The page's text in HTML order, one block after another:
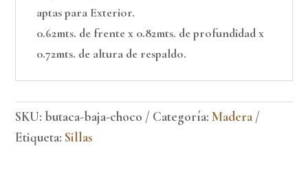
aptas para Exterior.
0.62mts. de frente x 0.82mts. de profundidad x
0.72mts. de altura de respaldo.
SKU: butaca-baja-choco Categoría:Madera
Etiqueta: Sillas